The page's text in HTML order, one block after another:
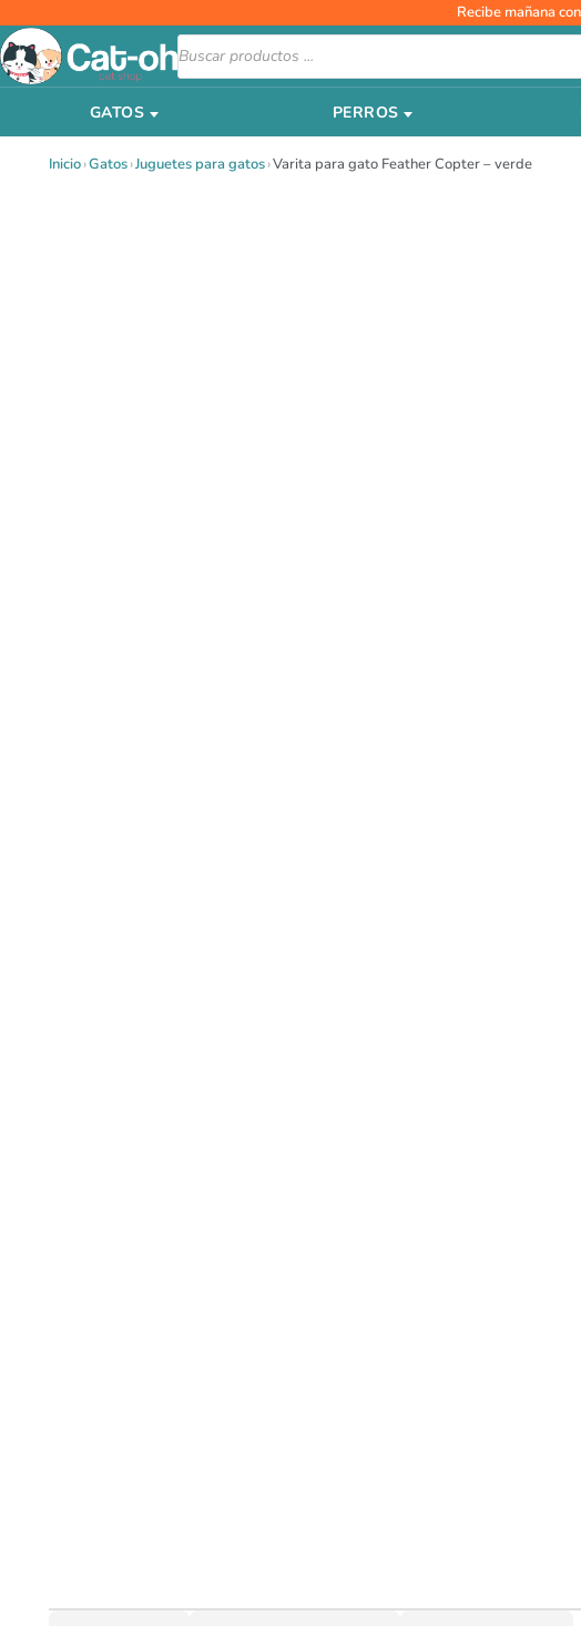
al
contenido
Recibe mañana con
Búsqueda
de
productos
GATOS PERROS
Inicio›Gatos›Juguetes para gatos›Varita para gato Feather Copter – verde